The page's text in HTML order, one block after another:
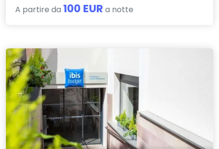
A partire da 100 EUR a notte